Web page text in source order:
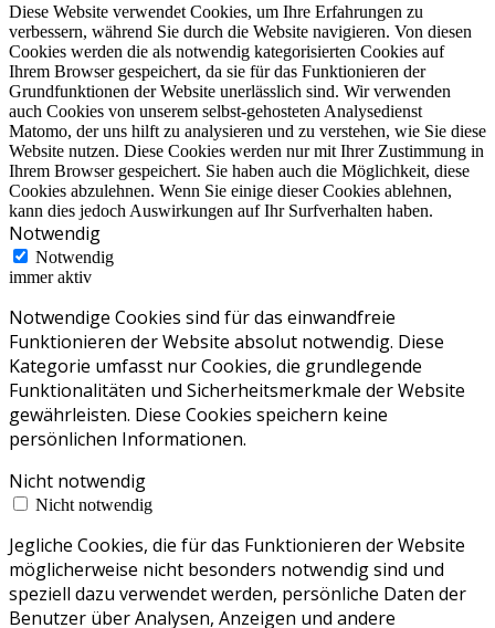
Diese Website verwendet Cookies, um Ihre Erfahrungen zu
verbessern, während Sie durch die Website navigieren. Von diesen
Cookies werden die als notwendig kategorisierten Cookies auf
Ihrem Browser gespeichert, da sie für das Funktionieren der
Grundfunktionen der Website unerlässlich sind. Wir verwenden
auch Cookies von unserem selbst-gehosteten Analysedienst
Matomo, der uns hilft zu analysieren und zu verstehen, wie Sie diese
Website nutzen. Diese Cookies werden nur mit Ihrer Zustimmung in
Ihrem Browser gespeichert. Sie haben auch die Möglichkeit, diese
Cookies abzulehnen. Wenn Sie einige dieser Cookies ablehnen,
kann dies jedoch Auswirkungen auf Ihr Surfverhalten haben.
Notwendig
Notwendig
immer aktiv
Notwendige Cookies sind für das einwandfreie
Funktionieren der Website absolut notwendig. Diese
Kategorie umfasst nur Cookies, die grundlegende
Funktionalitäten und Sicherheitsmerkmale der Website
gewährleisten. Diese Cookies speichern keine
persönlichen Informationen.
Nicht notwendig
Nicht notwendig
Jegliche Cookies, die für das Funktionieren der Website
möglicherweise nicht besonders notwendig sind und
speziell dazu verwendet werden, persönliche Daten der
Benutzer über Analysen, Anzeigen und andere